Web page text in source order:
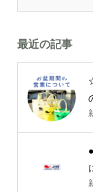
最近の記事